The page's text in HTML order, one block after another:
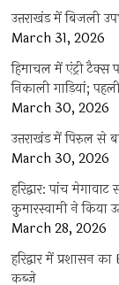
उत्तराखंड में बिजली
March 31, 2026
हिमाचल में एंट्री टैक्स
निकाली गाड़ियां;
March 30, 2026
उत्तराखंड में पिरुल
March 30, 2026
हरिद्वार: पांच मेगावाट
कुमारस्वामी ने किया
March 28, 2026
हरिद्वार में प्रशासन
कब्जे